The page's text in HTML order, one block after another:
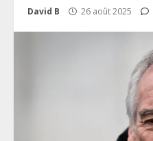
David B 26 août 2025